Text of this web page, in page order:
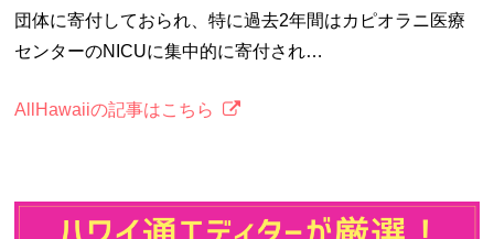
団体に寄付しておられ、特に過去2年間はカピオラニ医療
センターのNICUに集中的に寄付され…
AllHawaiiの記事はこちら